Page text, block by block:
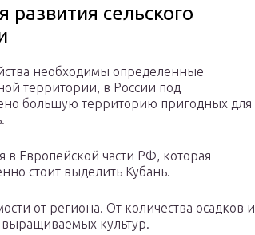
сельского
необходимы определенные
территории, в России под
большую территорию пригодных для
в Европейской части РФ, которая
стоит выделить Кубань.
от региона. От количества осадков и
культур.